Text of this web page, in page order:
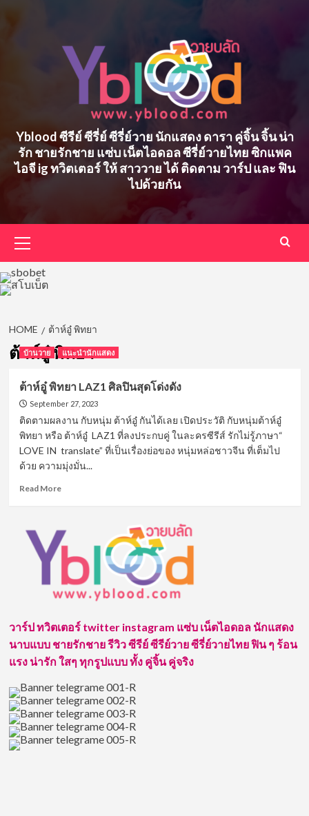
Yblood ซีรีย์ ซีรี่ย์ ซีรี่ย์วาย นักแสดง ดารา คู่จิ้น จิ้น น่า
รัก ชายรักชาย แซ่บ เน็ตไอดอล ซีรี่ย์วายไทย ซิกแพค
ไอจี ig ทวิตเตอร์ ให้ สาววาย ได้ ติดตาม วาร์ป และ ฟิน
ไปด้วยกัน
Menu
HOME ต้าห์อู๋ พิทยา
ต้าห์อู๋ พิทยา
บ้านวาย แนะนำนักแสดง
ต้าห์อู๋ พิทยา LAZ1 ศิลปินสุดโด่งดัง
September 27, 2023
ติดตามผลงาน กับหนุ่ม ต้าห์อู๋ กันได้เลย เปิดประวัติ กับหนุ่มต้าห์อู๋
พิทยา หรือ ต้าห์อู๋ LAZ1 ที่ลงประกบคู่ ในละครซีรีส์ รักไม่รู้ภาษา“
LOVE IN translate” ที่เป็นเรื่องย่อของ หนุ่มหล่อชาวจีน ที่เต็มไป
ด้วย ความมุ่งมั่น...
Read MoreRead
อู๋
LAZ1
ศิลปิน
สุด
วาร์ป ทวิตเตอร์ twitter instagram แซ่บ เน็ตไอดอล นักแสดง
นาบแบบ ชายรักชาย รีวิว ซีรีย์ ซีรีย์วาย ซีรี่ย์วายไทย ฟิน ๆ ร้อน
แรง น่ารัก ใสๆ ทุกรูปแบบ ทั้ง คู่จิ้น คู่จริง